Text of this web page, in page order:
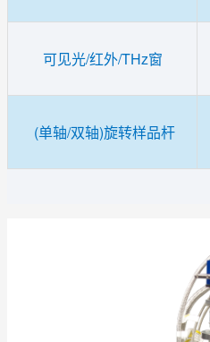
可见光/红外/THz窗
(单轴/双轴)旋转样品杆